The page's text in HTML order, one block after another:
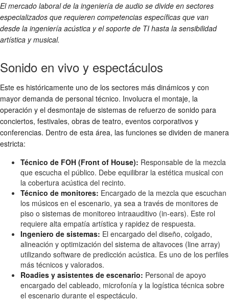
El mercado laboral de la ingeniería de audio se divide en sectores
especializados que requieren competencias específicas que van
desde la ingeniería acústica y el soporte de TI hasta la sensibilidad
artística y musical.
Sonido en vivo y espectáculos
Este es históricamente uno de los sectores más dinámicos y con
mayor demanda de personal técnico. Involucra el montaje, la
operación y el desmontaje de sistemas de refuerzo de sonido para
conciertos, festivales, obras de teatro, eventos corporativos y
conferencias. Dentro de esta área, las funciones se dividen de manera
estricta:
Técnico de FOH (Front of House): Responsable de la mezcla
que escucha el público. Debe equilibrar la estética musical con
la cobertura acústica del recinto.
Técnico de monitores: Encargado de la mezcla que escuchan
los músicos en el escenario, ya sea a través de monitores de
piso o sistemas de monitoreo intraauditivo (in-ears). Este rol
requiere alta empatía artística y rapidez de respuesta.
Ingeniero de sistemas: El encargado del diseño, colgado,
alineación y optimización del sistema de altavoces (line array)
utilizando software de predicción acústica. Es uno de los perfiles
más técnicos y valorados.
Roadies y asistentes de escenario: Personal de apoyo
encargado del cableado, microfonía y la logística técnica sobre
el escenario durante el espectáculo.